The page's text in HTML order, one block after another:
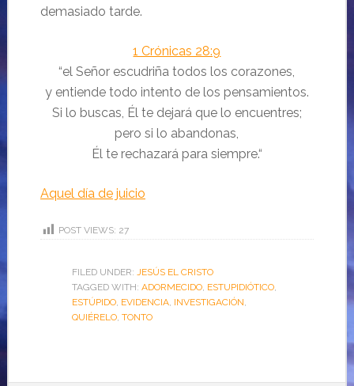
demasiado tarde.
1 Crónicas 28:9
“elSeñor escudriña todos los corazones,
y entiende todo intento de los pensamientos.
Si lo buscas, Él te dejará que lo encuentres;
pero si lo abandonas,
Él te rechazará para siempre.“
Aquel día de juicio
POST VIEWS: 27
FILED UNDER: JESÚS EL CRISTO
TAGGED WITH: ADORMECIDO, ESTUPIDIÓTICO,
ESTÚPIDO, EVIDENCIA, INVESTIGACIÓN,
QUIÉRELO, TONTO